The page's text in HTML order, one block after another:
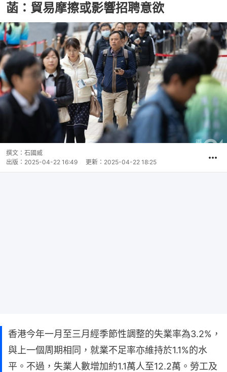
菡：貿易摩擦或影響招聘意欲
撰文： 石國威
出版： 2025-04-22 16:49 更新： 2025-04-22 18:25
香港今年一月至三月經季節性調整的失業率為3.2%，
與上一個周期相同，就業不足率亦維持於1.1%的水
平。不過，失業人數增加約1.1萬人至12.2萬。勞工及